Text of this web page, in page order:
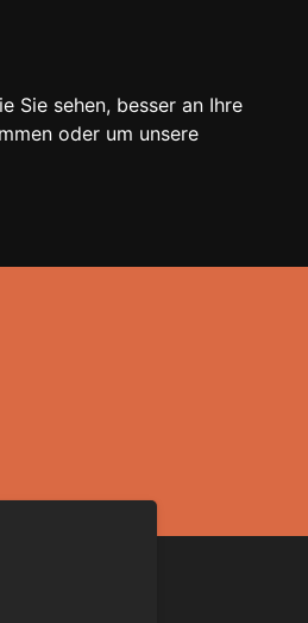
Sie sehen, besser an Ihre
oder um unsere